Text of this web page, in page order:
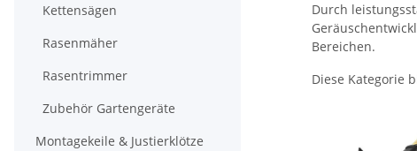
Durch
Bereichen.
Diese Kategorie
Kettensägen
Rasenmäher
Rasentrimmer
Zubehör Gartengeräte
Montagekeile & Justierklötze